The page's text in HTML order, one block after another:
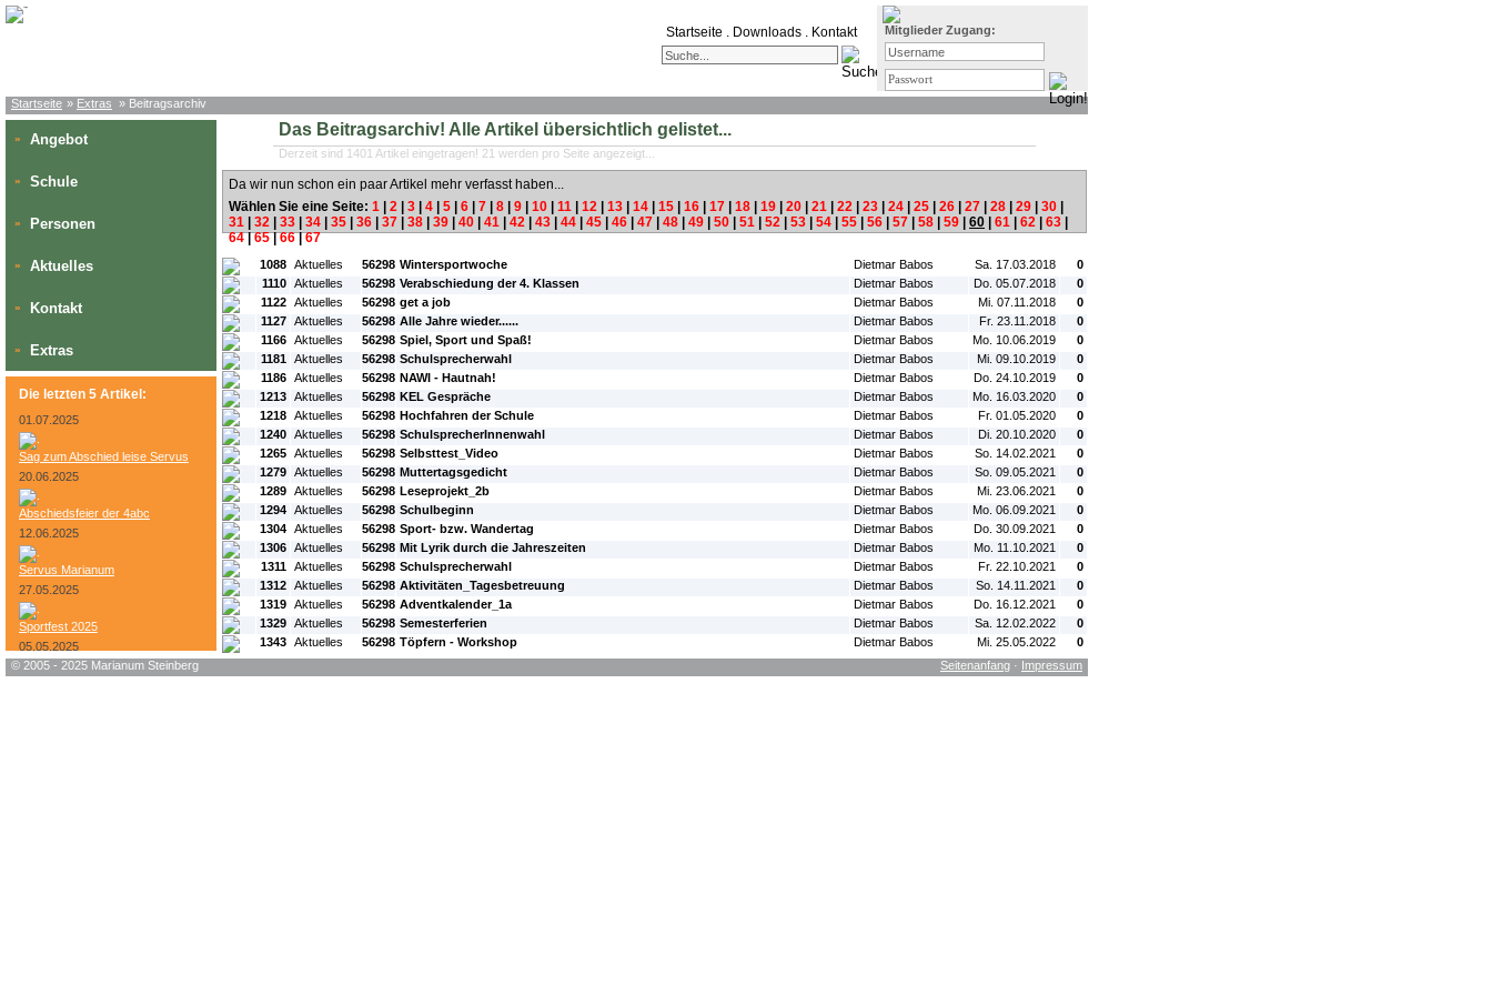
Startseite . Downloads . Kontakt Mitglieder Zugang:
Startseite » Extras » Beitragsarchiv
» Angebot
» Schule
» Personen
» Aktuelles
» Kontakt
» Extras
Die letzten 5 Artikel:
01.07.2025
Sag zum Abschied leise Servus
20.06.2025
Abschiedsfeier der 4abc
12.06.2025
Servus Marianum
27.05.2025
Sportfest 2025
05.05.2025
Das Beitragsarchiv! Alle Artikel übersichtlich gelistet...
Derzeit sind 1401 Artikel eingetragen! 21 werden pro Seite angezeigt...
Da wir nun schon ein paar Artikel mehr verfasst haben...
Wählen Sie eine Seite: 1 2 3 4 5 6 7 8 9 10 11 12 13 14 15 16 17 18 19 20 21 22 23 24 25 26 27 28 29 30
31
32 33 34 35 36 37 38 39 40 41 42 43 44 45 46 47 48 49 50 51 52 53 54 55 56 57 58 59 60 61 62 63
64|65|66|67
#L: #ID: #Rubrik:
1088 Aktuelles 56298 Wintersportwoche Dietmar Babos Sa. 17.03.2018
0
1110 Aktuelles 56298 Verabschiedung der 4. Klassen Dietmar Babos Do. 05.07.2018
0
1122 Aktuelles 56298 get a job Dietmar Babos Mi. 07.11.2018
0
1127 Aktuelles 56298 Alle Jahre wieder...... Dietmar Babos Fr. 23.11.2018
0
1166 Aktuelles 56298 Spiel, Sport und Spaß! Dietmar Babos Mo. 10.06.2019
0
1181 Aktuelles 56298 Schulsprecherwahl Dietmar Babos Mi. 09.10.2019
0
1186 Aktuelles 56298 NAWI - Hautnah! Dietmar Babos Do. 24.10.2019
0
1213 Aktuelles 56298 KEL Gespräche Dietmar Babos Mo. 16.03.2020
0
1218 Aktuelles 56298 Hochfahren der Schule Dietmar Babos Fr. 01.05.2020
0
1240 Aktuelles 56298 SchulsprecherInnenwahl Dietmar Babos Di. 20.10.2020
0
1265 Aktuelles 56298 Selbsttest_Video Dietmar Babos So. 14.02.2021
0
1279 Aktuelles 56298 Muttertagsgedicht Dietmar Babos So. 09.05.2021
0
1289 Aktuelles 56298 Leseprojekt_2b Dietmar Babos Mi. 23.06.2021
0
1294 Aktuelles 56298 Schulbeginn Dietmar Babos Mo. 06.09.2021
0
1304 Aktuelles 56298 Sport- bzw. Wandertag Dietmar Babos Do. 30.09.2021
0
1306 Aktuelles 56298 Mit Lyrik durch die Jahreszeiten Dietmar Babos Mo. 11.10.2021
0
1311 Aktuelles 56298 Schulsprecherwahl Dietmar Babos Fr. 22.10.2021
0
1312 Aktuelles 56298 Aktivitäten_Tagesbetreuung Dietmar Babos So. 14.11.2021
0
1319 Aktuelles 56298 Adventkalender_1a Dietmar Babos Do. 16.12.2021
0
1329 Aktuelles 56298 Semesterferien Dietmar Babos Sa. 12.02.2022
0
1343 Aktuelles 56298 Töpfern - Workshop Dietmar Babos Mi. 25.05.2022
0
© 2005 - 2025 Marianum Steinberg
Seitenanfang · Impressum